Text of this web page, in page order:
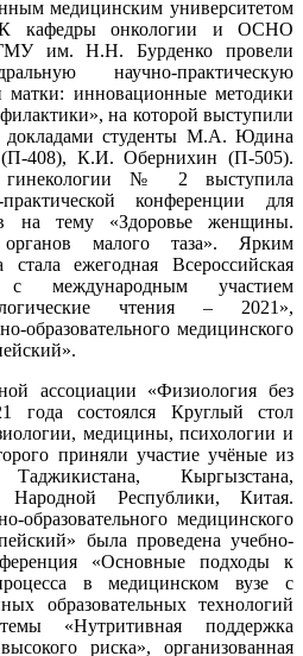
медицинским университетом
кафедры онкологии и ОСНО
им. Н.Н. Бурденко провели
научно-практическую
инновационные методики
на которой выступили
докладами студенты М.А. Юдина
408), К.И. Обернихин (П-505).
гинекологии № 2 выступила
практической конференции для
на тему «Здоровье женщины.
малого таза». Ярким
ежегодная Всероссийская
с международным участием
чтения – 2021»,
образовательного медицинского
ассоциации «Физиология без
года состоялся Круглый стол
медицины, психологии и
приняли участие учёные из
Кыргызстана,
Народной Республики, Китая.
образовательного медицинского
была проведена учебно-
«Основные подходы к
в медицинском вузе с
образовательных технологий
«Нутритивная поддержка
риска», организованная